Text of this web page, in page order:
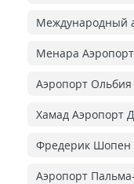
Международный
Менара
Аэропорт
Хамад Аэропорт
Фредерик Шопен
Аэропорт